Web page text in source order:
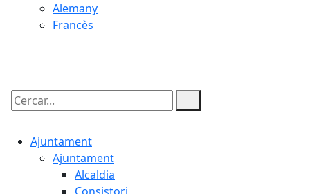
Alemany
Francès
Cercar:
Ajuntament
Ajuntament
Alcaldia